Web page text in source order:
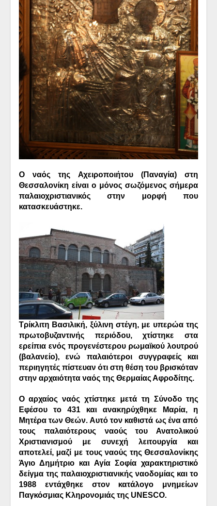
Ο ναός της Αχειροποιήτου (Παναγία) στη
Θεσσαλονίκη είναι ο μόνος σωζόμενος σήμερα
παλαιοχριστιανικός στην μορφή που
κατασκευάστηκε.
Τρίκλιτη Βασιλική, ξύλινη στέγη, με υπερώα της
πρωτοβυζαντινής περιόδου, χτίστηκε στα
ερείπια ενός προγενέστερου ρωμαϊκού λουτρού
(βαλανείο), ενώ παλαιότεροι συγγραφείς και
περιηγητές πίστευαν ότι στη θέση του βρισκόταν
στην αρχαιότητα ναός της Θερμαίας Αφροδίτης.
Ο αρχαίος ναός χτίστηκε μετά τη Σύνοδο της
Εφέσου το 431 και ανακηρύχθηκε Μαρία, η
Μητέρα των Θεών. Αυτό τον καθιστά ως ένα από
τους παλαιότερους ναούς του Ανατολικού
Χριστιανισμού με συνεχή λειτουργία και
αποτελεί, μαζί με τους ναούς της Θεσσαλονίκης
Άγιο Δημήτριο και Αγία Σοφία χαρακτηριστικό
δείγμα της παλαιοχριστιανικής ναοδομίας και το
1988 εντάχθηκε στον κατάλογο μνημείων
Παγκόσμιας Κληρονομιάς της UNESCO.